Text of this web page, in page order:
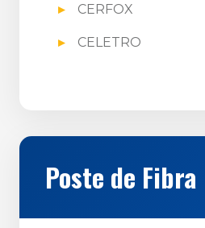
CERFOX
CELETRO
Poste de Fibra